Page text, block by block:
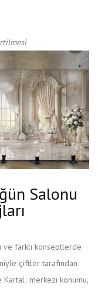
Salonu
ve farklı konseptlerde
çiftler tarafından
merkezi konumu,